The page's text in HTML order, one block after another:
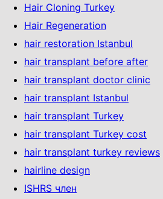
Hair Cloning Turkey
Hair Regeneration
hair restoration Istanbul
hair transplant before after
hair transplant doctor clinic
hair transplant Istanbul
hair transplant Turkey
hair transplant Turkey cost
hair transplant turkey reviews
hairline design
ISHRS член